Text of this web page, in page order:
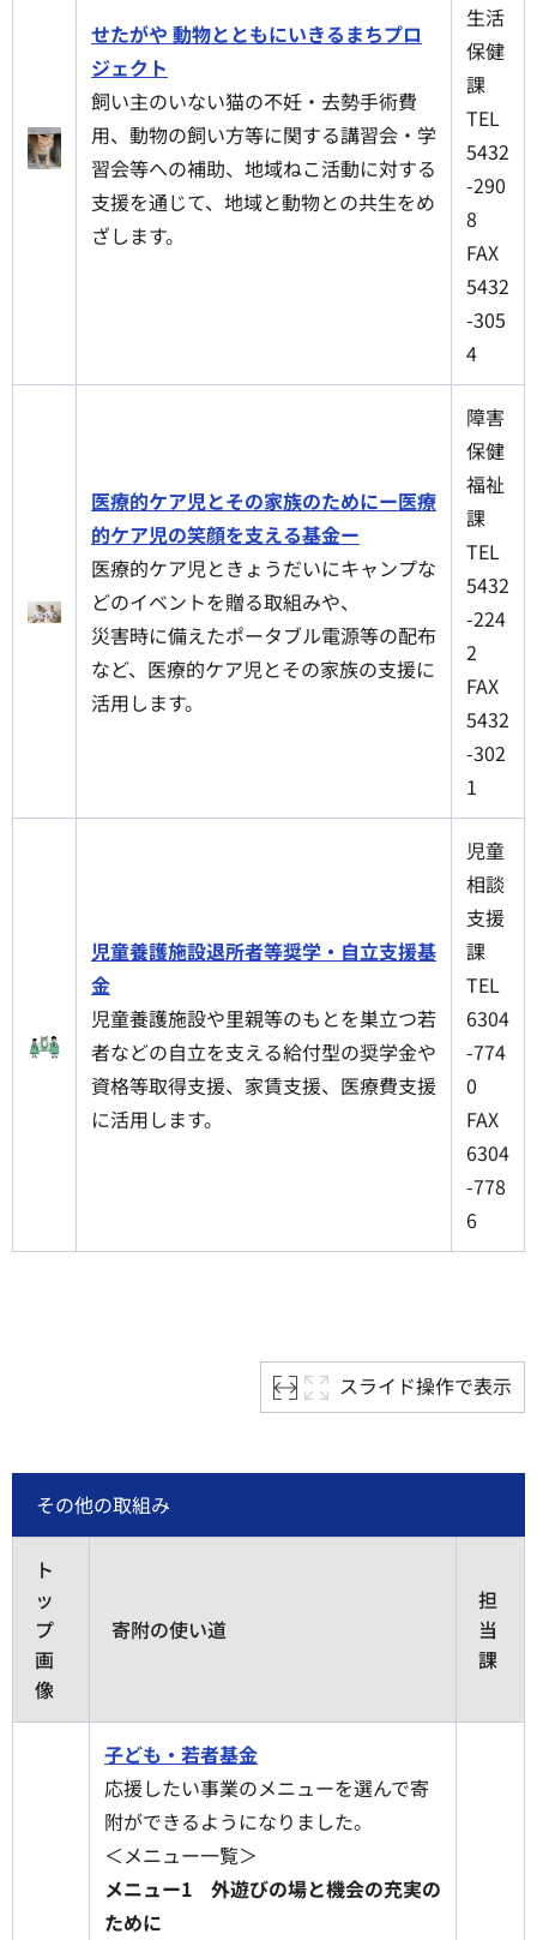
せたがや 動物とともにいきるまちプロ
ジェクト
飼い主のいない猫の不妊・去勢手術費
用、動物の飼い方等に関する講習会・学
習会等への補助、地域ねこ活動に対する
支援を通じて、地域と動物との共生をめ
ざします。
生活
保健
課
TEL
5432
-290
8
FAX
5432
-305
4
医療的ケア児とその家族のためにー医療
的ケア児の笑顔を支える基金ー
医療的ケア児ときょうだいにキャンプな
どのイベントを贈る取組みや、
災害時に備えたポータブル電源等の配布
など、医療的ケア児とその家族の支援に
活用します。
障害
保健
福祉
課
TEL
5432
-224
2
FAX
5432
-302
1
児童養護施設退所者等奨学・自立支援基
金
児童養護施設や里親等のもとを巣立つ若
者などの自立を支える給付型の奨学金や
資格等取得支援、家賃支援、医療費支援
に活用します。
児童
相談
支援
課
TEL
6304
-774
0
FAX
6304
-778
6
スライド操作で表示
その他の取組み
ト
ッ
プ
画
像
寄附の使い道
担
当
課
子ども・若者基金
応援したい事業のメニューを選んで寄
附ができるようになりました。
＜メニュー一覧＞
メニュー1 外遊びの場と機会の充実の
ために